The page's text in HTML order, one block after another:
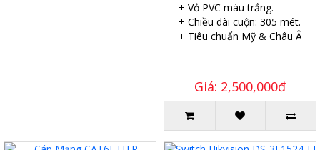
+ Vỏ PVC màu trắng.
+ Chiều dài cuộn: 305 mét.
+ Tiêu chuẩn Mỹ & Châu Âu.
Giá: 2,500,000đ